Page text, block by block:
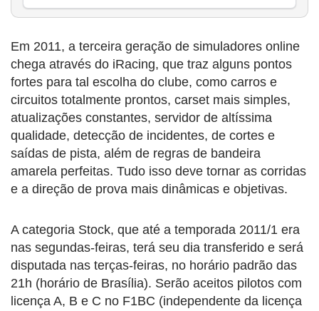
Em 2011, a terceira geração de simuladores online
chega através do iRacing, que traz alguns pontos
fortes para tal escolha do clube, como carros e
circuitos totalmente prontos, carset mais simples,
atualizações constantes, servidor de altíssima
qualidade, detecção de incidentes, de cortes e
saídas de pista, além de regras de bandeira
amarela perfeitas. Tudo isso deve tornar as corridas
e a direção de prova mais dinâmicas e objetivas.
A categoria Stock, que até a temporada 2011/1 era
nas segundas-feiras, terá seu dia transferido e será
disputada nas terças-feiras, no horário padrão das
21h (horário de Brasília). Serão aceitos pilotos com
licença A, B e C no F1BC (independente da licença